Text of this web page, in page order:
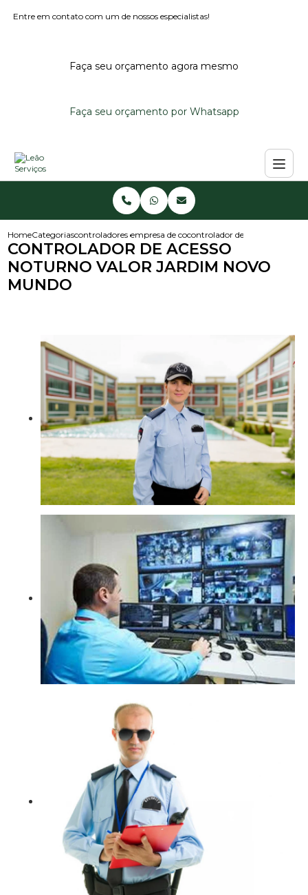
Entre em contato com um de nossos especialistas!
Faça seu orçamento agora mesmo
Faça seu orçamento por Whatsapp
HomeCategoriascontroladores de acessoempresa de controlador de acesso
controlador de acesso
CONTROLADOR DE ACESSO
NOTURNO VALOR JARDIM NOVO
MUNDO